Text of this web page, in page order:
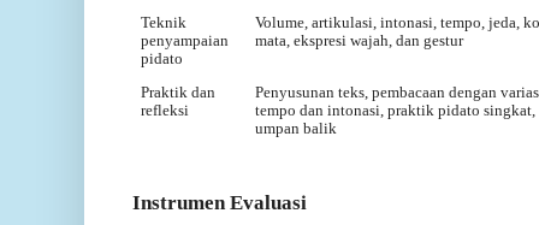
Teknik
penyampaian
pidato
Volume, artikulasi, intonasi, tempo, jeda,
mata, ekspresi wajah, dan gestur
Praktik dan
refleksi
Penyusunan teks, pembacaan dengan
tempo dan intonasi, praktik pidato singkat,
umpan balik
Instrumen Evaluasi